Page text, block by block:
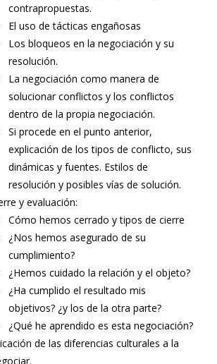
contrapropuestas.
El uso de tácticas engañosas
Los bloqueos en la negociación y su
resolución.
La negociación como manera de
solucionar conflictos y los conflictos
dentro de la propia negociación.
Si procede en el punto anterior,
explicación de los tipos de conflicto, sus
dinámicas y fuentes. Estilos de
resolución y posibles vías de solución.
y evaluación:
Cómo hemos cerrado y tipos de cierre
¿Nos hemos asegurado de su
cumplimiento?
¿Hemos cuidado la relación y el objeto?
¿Ha cumplido el resultado mis
objetivos? ¿y los de la otra parte?
¿Qué he aprendido es esta negociación?
de las diferencias culturales a la